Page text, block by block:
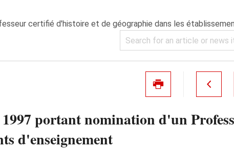
certifié d'histoire et de géographie dans les
portant nomination d'un
d'enseignement